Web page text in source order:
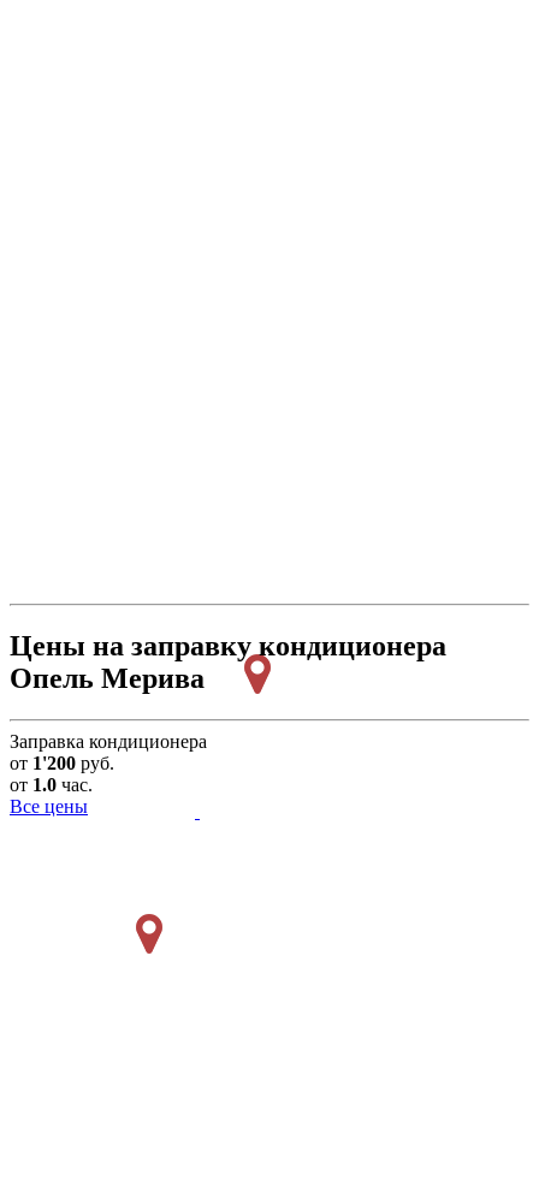
Цены на заправку кондиционера
Опель Мерива
Заправка кондиционера
от 1'200 руб.
от 1.0 час.
Все цены